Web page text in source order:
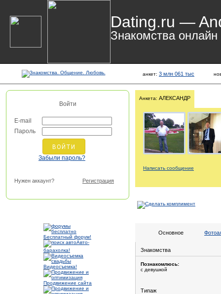
Dating.ru —
Знакомства онлайн
анкет: 3 млн 061 тыс
Войти
E-mail
Пароль
Забыли пароль?
Нужен аккаунт? Регистрация
Бесплатный форум!
Авто-
барахолка!
Видеосъемка!
Продвижение сайта
Анкета: АЛЕКСАНДР
Написать сообщение
Основное
Знакомства
Познакомлюсь:
с девушкой
Типаж